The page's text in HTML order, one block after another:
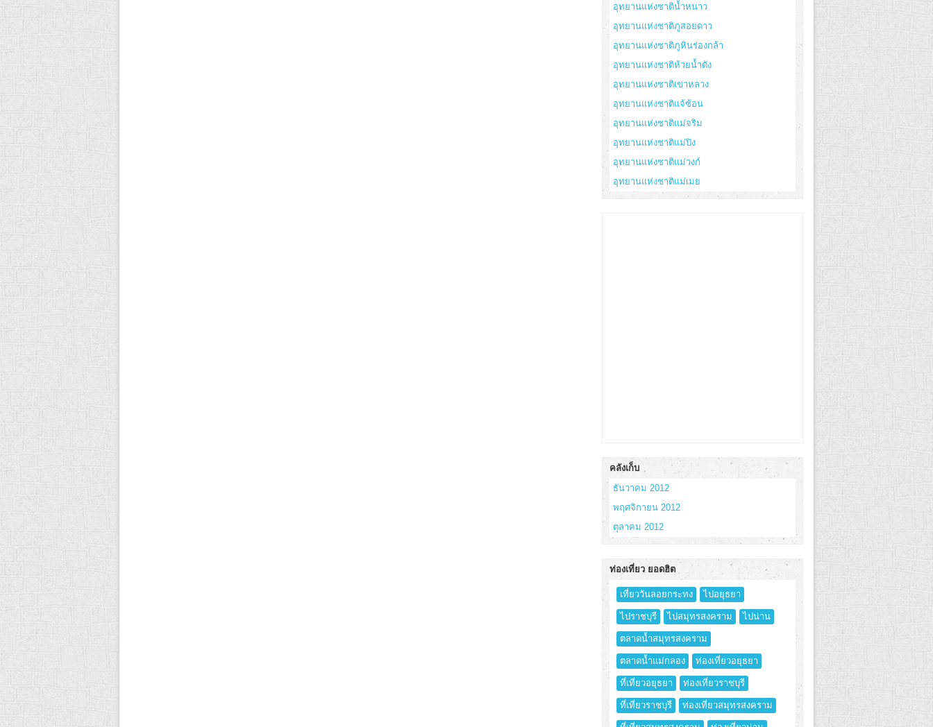
อุทยานแห่งชาติน้ำหนาว
อุทยานแห่งชาติภูสอยดาว
อุทยานแห่งชาติภูหินร่องกล้า
อุทยานแห่งชาติห้วยน้ำดัง
อุทยานแห่งชาติเขาหลวง
อุทยานแห่งชาติแจ้ซ้อน
อุทยานแห่งชาติแม่จริม
อุทยานแห่งชาติแม่ปิง
อุทยานแห่งชาติแม่วงก์
อุทยานแห่งชาติแม่เมย
คลังเก็บ
ธันวาคม 2012
พฤศจิกายน 2012
ตุลาคม 2012
ท่องเที่ยว ยอดฮิต
เที่ยววันลอยกระทง ไปอยุธยา
ไปราชบุรี ไปสมุทรสงคราม ไปน่าน
ตลาดน้ำสมุทรสงคราม
ตลาดน้ำแม่กลอง ท่องเที่ยวอยุธยา
ที่เที่ยวอยุธยา ท่องเที่ยวราชบุรี
ที่เที่ยวราชบุรี ท่องเที่ยวสมุทรสงคราม